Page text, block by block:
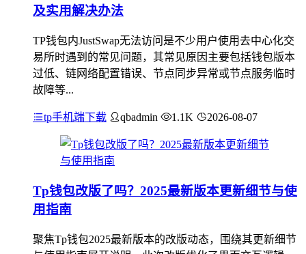
及实用解决办法
TP钱包内JustSwap无法访问是不少用户使用去中心化交
易所时遇到的常见问题，其常见原因主要包括钱包版本
过低、链网络配置错误、节点同步异常或节点服务临时
故障等...
tp手机端下载 qbadmin 1.1K 2026-08-07
Tp钱包改版了吗？2025最新版本更新细节与使
用指南
聚焦Tp钱包2025最新版本的改版动态，围绕其更新细节